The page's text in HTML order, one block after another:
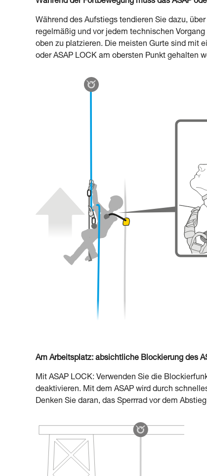
Während des Aufstiegs tendieren Sie dazu,
regelmäßig und vor jedem technischen
oben zu platzieren. Die meisten Gurte sind mit
oder ASAP LOCK am obersten Punkt gehalten
Am Arbeitsplatz: absichtliche Blockierung des
Mit ASAP LOCK: Verwenden Sie die
deaktivieren. Mit dem ASAP wird durch
Denken Sie daran, das Sperrrad vor dem